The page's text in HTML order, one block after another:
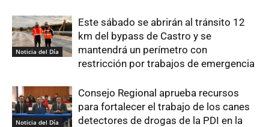
Noticia del Día
Este sábado se abrirán al tránsito 12
km del bypass de Castro y se
mantendrá un perímetro con
restricción por trabajos de emergencia
Noticia del Día
Consejo Regional aprueba recursos
para fortalecer el trabajo de los canes
detectores de drogas de la PDI en la